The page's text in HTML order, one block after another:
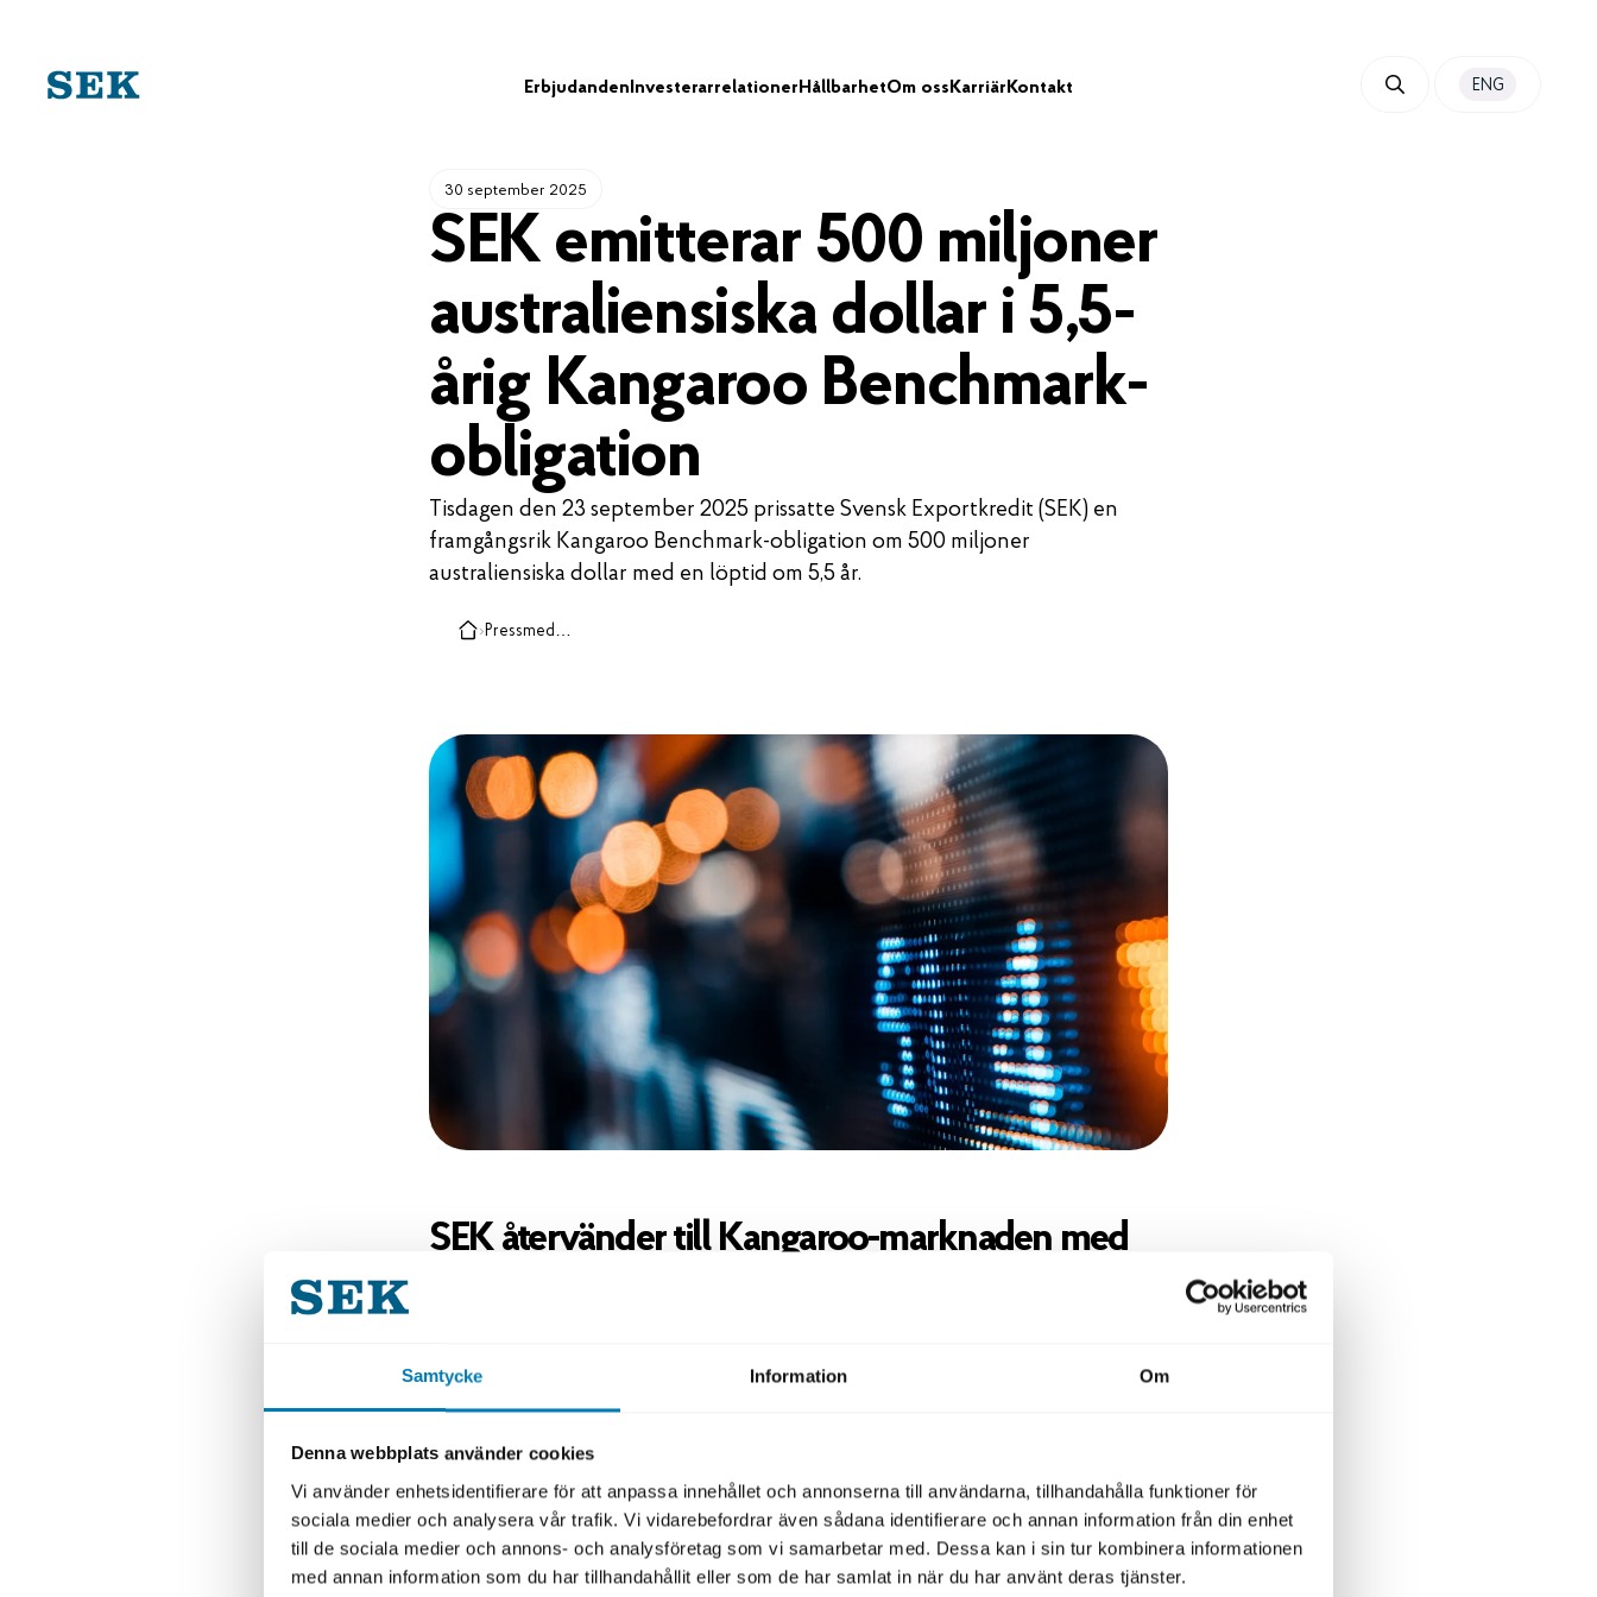
Samtycke Information Om
Denna webbplats använder cookies
Vi använder enhetsidentifierare för att anpassa innehållet och annonserna till användarna, tillhandahålla funktioner för
sociala medier och analysera vår trafik. Vi vidarebefordrar även sådana identifierare och annan information från din enhet
till de sociala medier och annons- och analysföretag som vi samarbetar med. Dessa kan i sin tur kombinera informationen
med annan information som du har tillhandahållit eller som de har samlat in när du har använt deras tjänster.
Erbjudanden Investerarrelationer HållbarhetOm oss Karriär Kontakt ENG
30 september 2025
SEK emitterar 500 miljoner
australiensiska dollar i 5,5-
årig Kangaroo Benchmark-
obligation
Tisdagen den 23 september 2025 prissatte Svensk Exportkredit (SEK) en
framgångsrik Kangaroo Benchmark-obligation om 500 miljoner
australiensiska dollar med en löptid om 5,5 år.
› Pressmeddelanden, case och insikter
SEK återvänder till Kangaroo-marknaden med
till Kangaroo-marknaden med vår hittills största orderbok i australiensiska
dollar. Det starka resultatet visar tydligt att SEK har ett högt förtroende
chef för Treasury på SEK.
Transaktionen prissattes 58 baspunkter över den australiensiska swapräntan
och mötte en stark efterfrågan. Orderboken var väldiversifierad både